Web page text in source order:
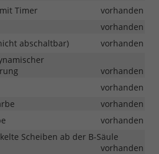
Timer
vorhanden
vorhanden
abschaltbar)
vorhanden
vorhanden
vorhanden
vorhanden
vorhanden
Scheiben ab der B-Säule
vorhanden